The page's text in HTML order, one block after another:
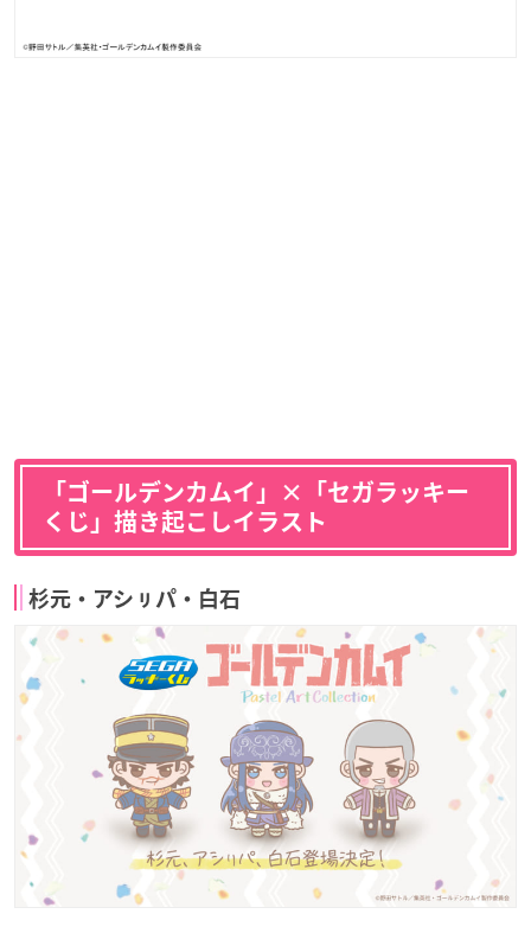
「ゴールデンカムイ」×「セガラッキー
くじ」描き起こしイラスト
杉元・アシㇼパ・白石